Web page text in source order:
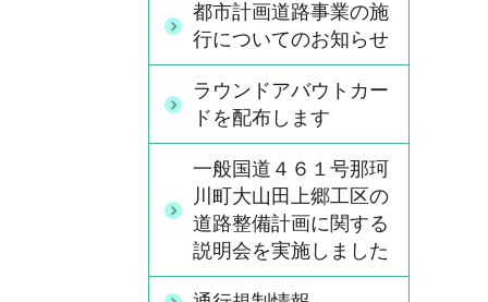
都市計画道路事業の施
行についてのお知らせ
ラウンドアバウトカー
ドを配布します
一般国道４６１号那珂
川町大山田上郷工区の
道路整備計画に関する
説明会を実施しました